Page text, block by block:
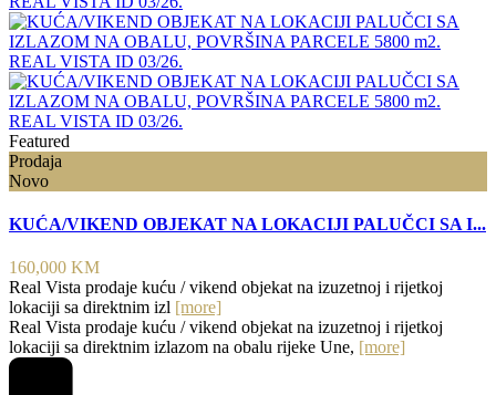
Featured
Prodaja
Novo
KUĆA/VIKEND OBJEKAT NA LOKACIJI PALUČCI SA I...
160,000 KM
Real Vista prodaje kuću / vikend objekat na izuzetnoj i rijetkoj
lokaciji sa direktnim izl [more]
Real Vista prodaje kuću / vikend objekat na izuzetnoj i rijetkoj
lokaciji sa direktnim izlazom na obalu rijeke Une, [more]